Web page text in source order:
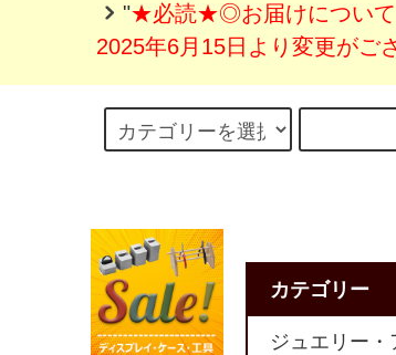
"★必読★◎お届けについて
2025年6月15日より変更がご
カテゴリー
ジュエリー・